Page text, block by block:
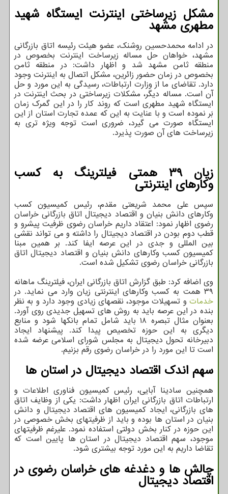
مشکل زیرساختی اینترنت ایستگاه شهید
مطهری مشهد
در ادامه محمدحسین روشنک، عضو هیئت رئیسه اتاق بازرگانی
مشهد، خواهان حل مساله زیرساخت اینترنت بخصوص در
منطقه ثامن مشهد شد و اظهار داشت: در منطقه ثامن
بخصوص در زمان حضور زائرین، مشکل اتصال به اینترنت وجود
دارد. تقاضای ما از وزارت ارتباطات، رسیدگی به این مورد و حل
آن است. مساله دیگر، مشکلات زیرساختی در بحث اینترنت در
ایستگاه شهید مطهری است که روند کار را در این گمرک زمان
بَر نموده است و با عنایت به این که عمده تجارت استان از این
ایستگاه صورت می گیرد، ضروری است توجه ویژه تری به
زیرساخت های آن صورت پذیرد.
زیان ۳۹ همتی فیلترینگ به کسب
وکارهای اینترنتی
سپس علی محمد شریعتی مقدم، رئیس کمیسیون کسب
وکارهای دانش بنیان و اقتصاد دیجیتال اتاق بازرگانی خراسان
رضوی اظهار نمود: اعتقاد داریم خراسان رضوی ظرفیت پیشرو و
قطب دوم بودن در اقتصاد دیجیتال را داشته و می تواند نقشی
بین المللی و جدی در این عرصه ایفا کند. بر همین مبنا
کمیسیون کسب وکارهای دانش بنیان و اقتصاد دیجیتال اتاق
بازرگانی خراسان رضوی تشکیل شده است.
وی اضافه کرد: طبق گزارش اتاق بازرگانی ایران، فیلترینگ ماهانه
۳۹ همت به کسب وکارهای اینترنتی زیان وارد می نماید. در
خدمات و تسهیلات موجود، نقصهای زیادی وجود دارد و به نظر
بنده در این عرصه باید به روش های تسهیل جدیدی روی آورد.
بعنوان مثال تبصره ۱۸ باید شامل تمام بانکها شود و منابع
دیگری به این حوزه تخصیص پیدا کند. پیشنهاد ایجاد
دبیرخانه تحول دیجیتال به مجلس شورای اسلامی عرضه شده
است تا این مورد را در خراسان رضوی رقم بزنیم.
سهم اندک اقتصاد دیجیتال در استان ها
همچنین سادینا آبایی، رئیس کمیسیون فناوری اطلاعات و
ارتباطات اتاق بازرگانی ایران اظهار داشت: یکی از وظایف اتاق
های بازرگانی، ایجاد کمیسیون های اقتصاد دیجیتال و دانش
بنیان در استان ها بوده و باید از ظرفیتهای بخش خصوصی در
این حوزه در کنار بخش دولتی استفاده نمود. علیرغم ظرفیتهای
موجود، سهم اقتصاد دیجیتال در استان ها پایین است که
تقاضا داریم به این مورد توجه بیشتری شود.
چالش ها و دغدغه های خراسان رضوی در
اقتصاد دیجیتال